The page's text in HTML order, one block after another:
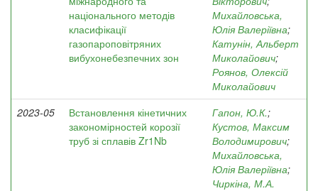
національного методів
класифікації
газопароповітряних
вибухонебезпечних зон
Михайловська,
Юлія Валеріївна;
Катунін, Альберт
Миколайович;
Роянов, Олексій
Миколайович
2023-05
Встановлення кінетичних
закономірностей корозії
труб зі сплавів Zr1Nb
Гапон, Ю.К.;
Кустов, Максим
Володимирович;
Михайловська,
Юлія Валеріївна;
Чиркіна, М.А.